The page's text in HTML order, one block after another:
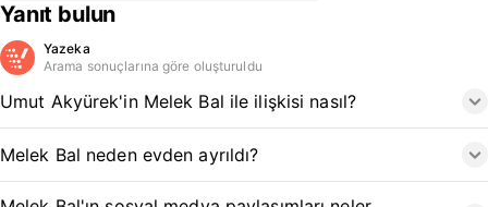
Yanıt bulun
Yazeka
Arama sonuçlarına göre oluşturuldu
Umut Akyürek'in Melek Bal ile ilişkisi nasıl?
Melek Bal neden evden ayrıldı?